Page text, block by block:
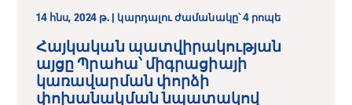
14 հնս, 2024 թ. | կարդալու ժամանակը՝ 4 րոպե
Հայկական պատվիրակության
այցը Պրահա՝ միգրացիայի
կառավարման փորձի
փոխանակման նպատակով